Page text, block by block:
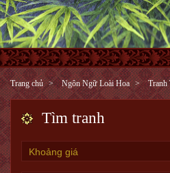
Trang chủ Ngôn Ngữ Loài Hoa Tranh
Tìm tranh